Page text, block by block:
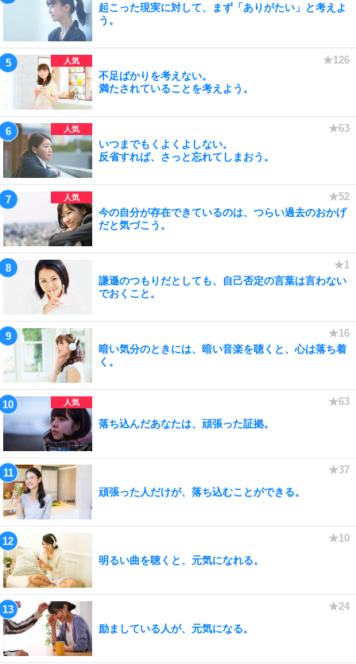
起こった現実に対して、まず「ありがたい」と考えよ
う。
不足ばかりを考えない。
満たされていることを考えよう。
いつまでもくよくよしない。
反省すれば、さっと忘れてしまおう。
今の自分が存在できているのは、つらい過去のおかげ
だと気づこう。
謙遜のつもりだとしても、自己否定の言葉は言わない
でおくこと。
暗い気分のときには、暗い音楽を聴くと、心は落ち着
く。
落ち込んだあなたは、頑張った証拠。
頑張った人だけが、落ち込むことができる。
明るい曲を聴くと、元気になれる。
励ましている人が、元気になる。